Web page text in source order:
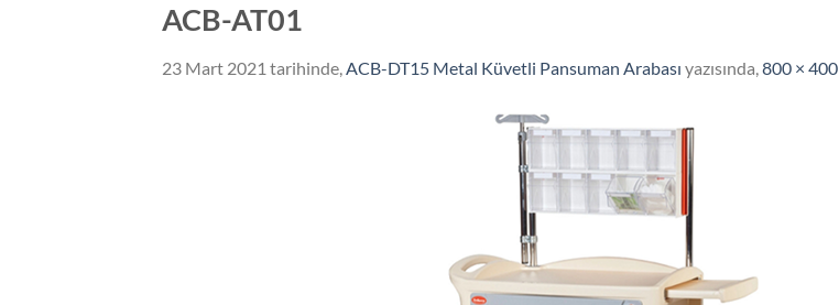
ACB-AT01
23 Mart 2021 tarihinde, ACB-DT15 Metal Küvetli Pansuman Arabası yazısında, 800 × 400